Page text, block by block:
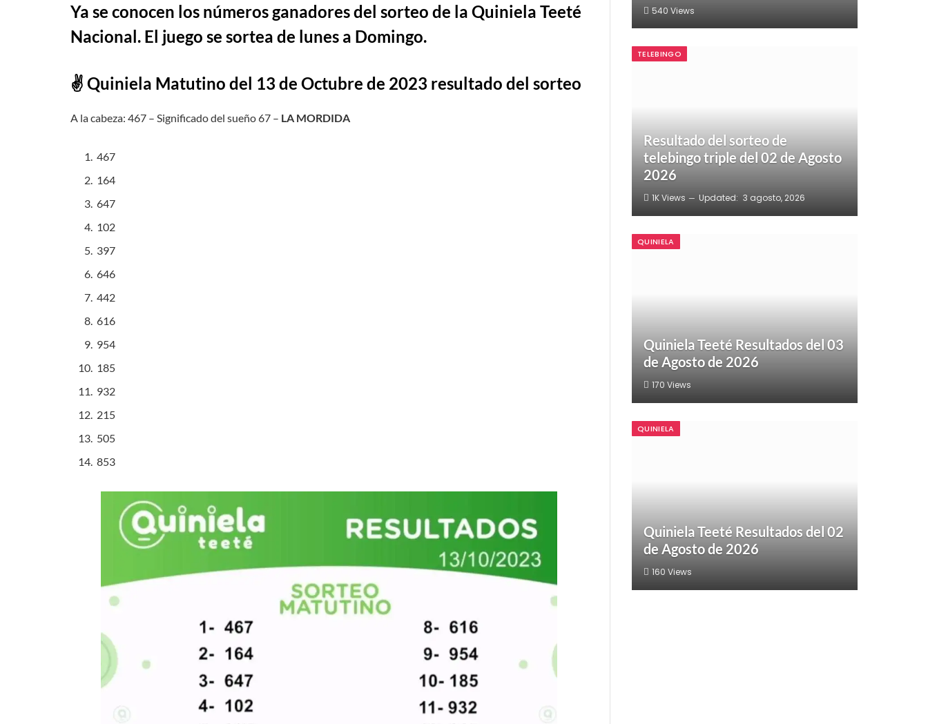
Ya se conocen los números ganadores del sorteo de la Quiniela Teeté
Nacional. El juego se sortea de lunes a Domingo.
✌ Quiniela Matutino del 13 de Octubre de 2023 resultado del sorteo
A la cabeza: 467 – Significado del sueño 67 – LA MORDIDA
467
164
647
102
397
646
442
616
954
185
932
215
505
853
540 Views
TELEBINGO
Resultado del sorteo de
telebingo triple del 02 de Agosto
2026
1KViews Updated: 3 agosto, 2026
QUINIELA
Quiniela Teeté Resultados del 03
de Agosto de 2026
170 Views
QUINIELA
Quiniela Teeté Resultados del 02
de Agosto de 2026
160 Views